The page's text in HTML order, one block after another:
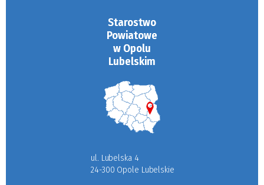
Starostwo
Powiatowe
w Opolu
Lubelskim
ul. Lubelska 4
24-300 Opole Lubelskie